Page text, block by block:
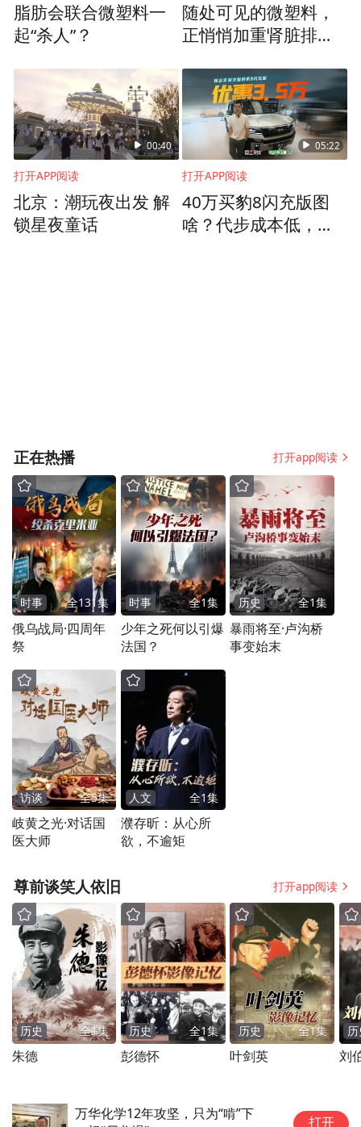
让他第一次接触到了胶粘制品，也成为了他
日后创业的指路明灯。
张苏成在这里，一待就是12年，从一线工
人、技术、管理到销售岗位逐一历练，积累
了丰富的经验和资源，乘着政策的东风，张
苏成最初埋下的那颗种子破土而出。彼时，
中国正面临严峻的“白色污染”问题，每天数
十亿个塑料袋的消耗给环境带来了巨大的压
求具有直接刺激作用。
“到2004年，我凭着吃苦耐劳、省吃俭用赚下
的钱开办了珠海市鼎胜胶粘塑料环保科技有
限公司，善良、真诚、好品质、好服务、实
在价格来让我的用户省心、放心、觉得值
得。”2004年，张苏成正式成立了珠海鼎胜。
从一个想法到最终执行落地，来自湖南的乡
镇青年张苏成足足走了12年才到达彼岸。但
对于他来说，新的挑战正在降临。
张苏成 鼎胜集团董事长、创始人
“吃得苦、耐得烦、霸得蛮”，是刻入湖南人
血脉中的精神基因。行远自迩，踔厉奋发。
只身前往千里外打工创业的张苏成，凭着勤
生水起。在珠海封箱胶行业是最有影响力和
脂肪会联合微塑料一
起“杀人”？
随处可见的微塑料，
正悄悄加重肾脏排毒
00:40
打开APP阅读
北京：潮玩夜出发 解
锁星夜童话
05:22
打开APP阅读
40万买豹8闪充版图
啥？代步成本低，闲
正在热播 打开app阅读
时事 全131集
俄乌战局·四周年
祭
时事 全1集
少年之死何以引爆
法国？
历史 全1集
暴雨将至·卢沟桥
事变始末
访谈 全5集
岐黄之光·对话国
医大师
人文 全1集
濮存昕：从心所
欲，不逾矩
尊前谈笑人依旧 打开app阅读
历史 全1集
朱德
历史 全1集
彭德怀
历史 全1集
叶剑英 刘
万华化学12年攻坚，只为“啃”下
打开